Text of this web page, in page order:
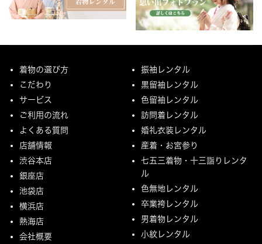
着物の選び方
こだわり
サービス
ご利用の流れ
よくある質問
店舗情報
渋谷本店
銀座店
池袋店
横浜店
熱海店
会社概要
振袖レンタル
黒留袖レンタル
色留袖レンタル
訪問着レンタル
婚礼衣装レンタル
産着・お宮参り
七五三着物・十三詣りレンタ
ル
色無地レンタル
卒業袴レンタル
男着物レンタル
小紋レンタル